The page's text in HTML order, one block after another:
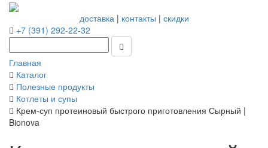
доставка| контакты | скидки
+7 (391) 292-22-32
Главная
Каталог
Полезные продукты
Котлеты и супы
Крем-суп протеиновый быстрого приготовления Сырный |
Bionova